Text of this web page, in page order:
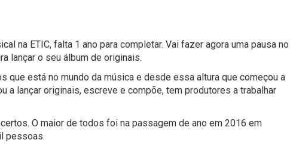
na ETIC, falta 1 ano para completar. Vai fazer agora uma pausa no
lançar o seu álbum de originais.
que está no mundo da música e desde essa altura que começou a
a lançar originais, escreve e compõe, tem produtores a trabalhar
O maior de todos foi na passagem de ano em 2016 em
pessoas.